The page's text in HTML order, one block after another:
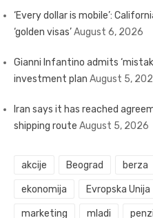
‘Every dollar is mobile’:
‘golden visas’August 6, 2026
Gianni Infantino admits
investment plan August 5,
Iran says it has reached
shipping route August 5, 2026
akcije Beograd berza
ekonomija Evropska Unija
marketing mladi